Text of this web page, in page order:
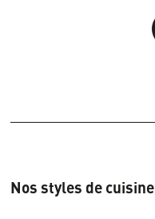
Nos styles de cuisine